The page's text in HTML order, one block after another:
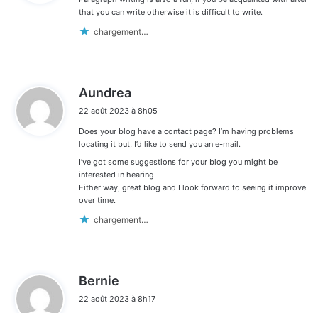
:
that you can write otherwise it is difficult to write.
chargement…
Aundrea
t
22 août 2023 à 8h05
Does your blog have a contact page? I’m having problems
locating it but, I’d like to send you an e-mail.
I’ve got some suggestions for your blog you might be
interested in hearing.
Either way, great blog and I look forward to seeing it improve
over time.
chargement…
Bernie
t
22 août 2023 à 8h17